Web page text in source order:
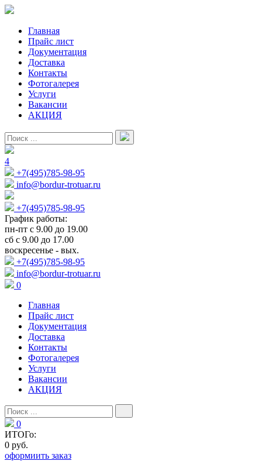
Главная
Прайс лист
Документация
Доставка
Контакты
Фотогалерея
Услуги
Вакансии
АКЦИЯ
4
+7(495)785-98-95
info@bordur-trotuar.ru
+7(495)785-98-95
График работы:
пн-пт с 9.00 до 19.00
сб с 9.00 до 17.00
воскресенье - вых.
+7(495)785-98-95
info@bordur-trotuar.ru
0
Главная
Прайс лист
Документация
Доставка
Контакты
Фотогалерея
Услуги
Вакансии
АКЦИЯ
0
ИТОГо:
0 руб.
оформиить заказ